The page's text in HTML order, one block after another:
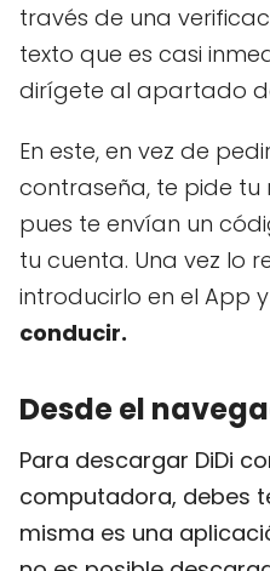
través de una
texto que es casi
dirígete al apartado
En este, en vez de
contraseña, te pide tu
pues te envían un
tu cuenta. Una vez lo
introducirlo en el App y
conducir.
Desde el
Para descargar DiDi
computadora, debes
misma es una